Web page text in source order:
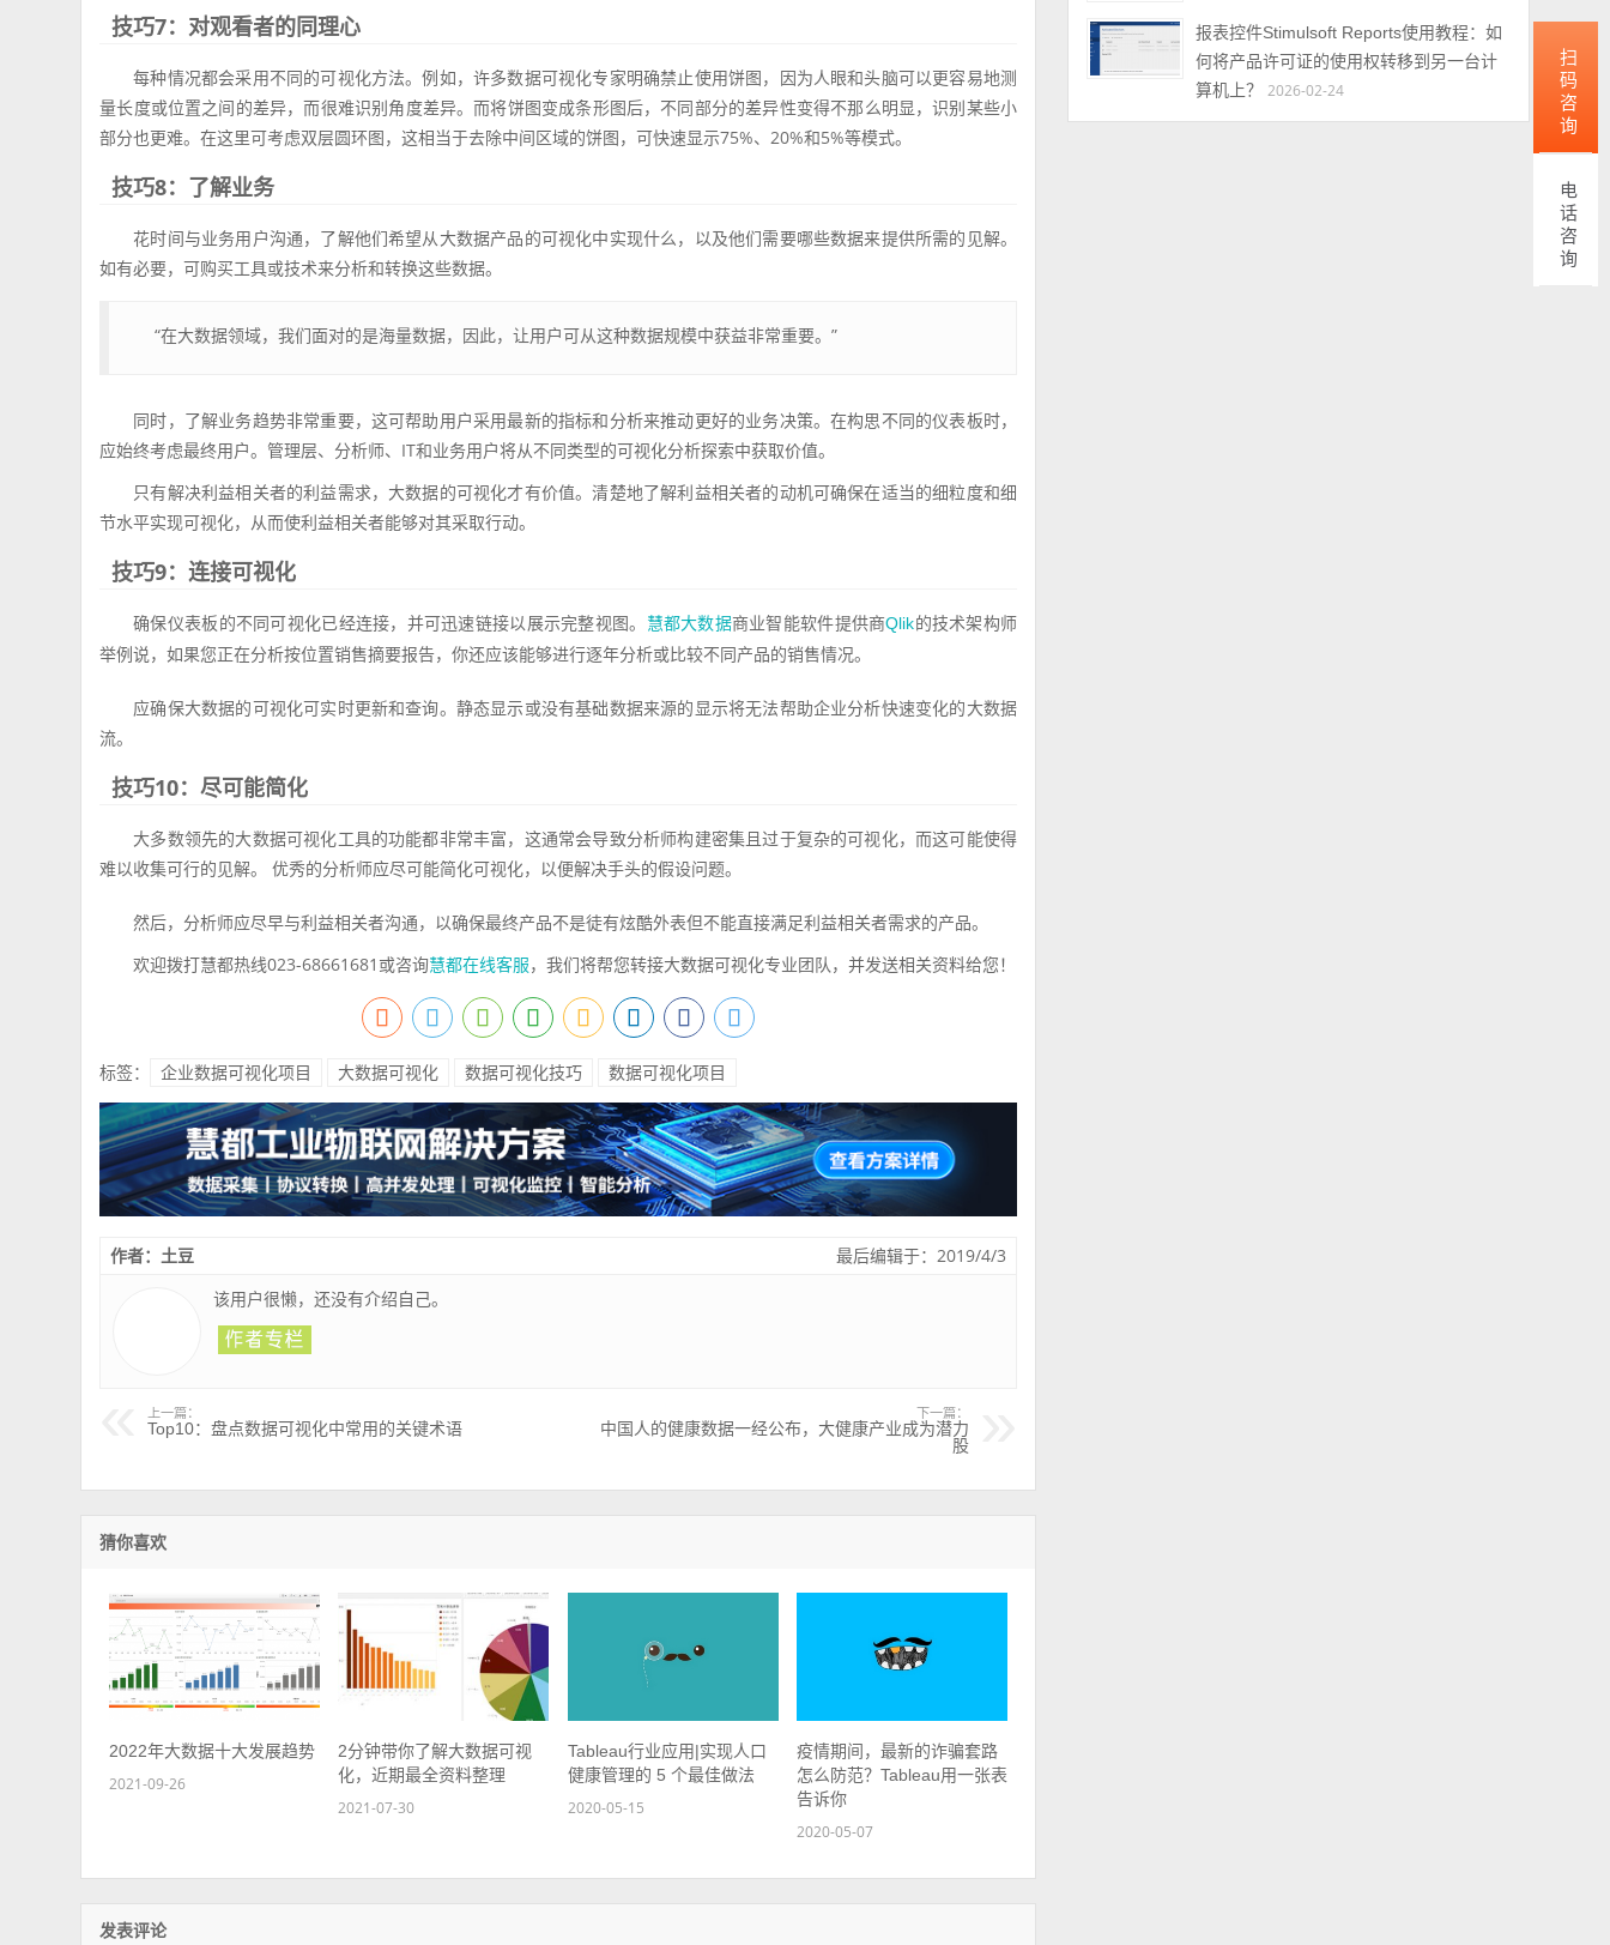
扫码咨询
电话咨询
技巧7：对观看者的同理心
每种情况都会采用不同的可视化方法。例如，许多数据可视化专家明确禁止使用饼图，因为人眼和头脑可以更容易地测
量长度或位置之间的差异，而很难识别角度差异。而将饼图变成条形图后，不同部分的差异性变得不那么明显，识别某些小
部分也更难。在这里可考虑双层圆环图，这相当于去除中间区域的饼图，可快速显示75%、20%和5%等模式。
技巧8：了解业务
花时间与业务用户沟通，了解他们希望从大数据产品的可视化中实现什么，以及他们需要哪些数据来提供所需的见解。
如有必要，可购买工具或技术来分析和转换这些数据。
“在大数据领域，我们面对的是海量数据，因此，让用户可从这种数据规模中获益非常重要。”
同时，了解业务趋势非常重要，这可帮助用户采用最新的指标和分析来推动更好的业务决策。在构思不同的仪表板时，
应始终考虑最终用户。管理层、分析师、IT和业务用户将从不同类型的可视化分析探索中获取价值。
只有解决利益相关者的利益需求，大数据的可视化才有价值。清楚地了解利益相关者的动机可确保在适当的细粒度和细
节水平实现可视化，从而使利益相关者能够对其采取行动。
技巧9：连接可视化
确保仪表板的不同可视化已经连接，并可迅速链接以展示完整视图。 慧都大数据商业智能软件提供商Qlik的技术架构师
举例说，如果您正在分析按位置销售摘要报告，你还应该能够进行逐年分析或比较不同产品的销售情况。
应确保大数据的可视化可实时更新和查询。静态显示或没有基础数据来源的显示将无法帮助企业分析快速变化的大数据
流。
技巧10：尽可能简化
大多数领先的大数据可视化工具的功能都非常丰富，这通常会导致分析师构建密集且过于复杂的可视化，而这可能使得
难以收集可行的见解。 优秀的分析师应尽可能简化可视化，以便解决手头的假设问题。
然后，分析师应尽早与利益相关者沟通，以确保最终产品不是徒有炫酷外表但不能直接满足利益相关者需求的产品。
欢迎拨打慧都热线023-68661681或咨询慧都在线客服，我们将帮您转接大数据可视化专业团队，并发送相关资料给您！
标签： 企业数据可视化项目 大数据可视化 数据可视化技巧 数据可视化项目
最后编辑于：2019/4/3
作者：土豆
该用户很懒，还没有介绍自己。
上一篇：
Top10：盘点数据可视化中常用的关键术语
下一篇：
中国人的健康数据一经公布，大健康产业成为潜力
股
猜你喜欢
2022年大数据十大发展趋势
2021-09-26
2分钟带你了解大数据可视
化，近期最全资料整理
2021-07-30
Tableau行业应用|实现人口
健康管理的 5 个最佳做法
2020-05-15
疫情期间，最新的诈骗套路
怎么防范？Tableau用一张表
告诉你
2020-05-07
发表评论
报表控件Stimulsoft Reports使用教程：如
何将产品许可证的使用权转移到另一台计
算机上？
2026-02-24